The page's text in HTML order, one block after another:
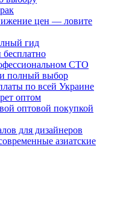
цен — ловите
гид
СТО
полный выбор
по всей Украине
оптом
оптовой покупкой
для дизайнеров
азиатские